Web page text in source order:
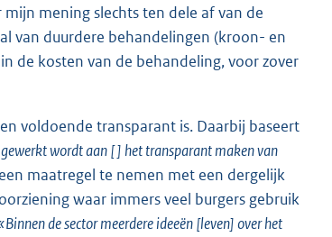
mening slechts ten dele af van de
van duurdere behandelingen (kroon- en
de kosten van de behandeling, voor zover
voldoende transparant is. Daarbij baseert
wordt aan [ ] het transparant maken van
maatregel te nemen met een dergelijk
waar immers veel burgers gebruik
de sector meerdere ideeën [leven] over het